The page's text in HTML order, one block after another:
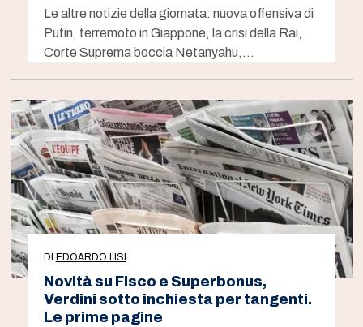
Le altre notizie della giornata: nuova offensiva di
Putin, terremoto in Giappone, la crisi della Rai,
Corte Suprema boccia Netanyahu,…
DI EDOARDO LISI
Novità su Fisco e Superbonus,
Verdini sotto inchiesta per tangenti.
Le prime pagine